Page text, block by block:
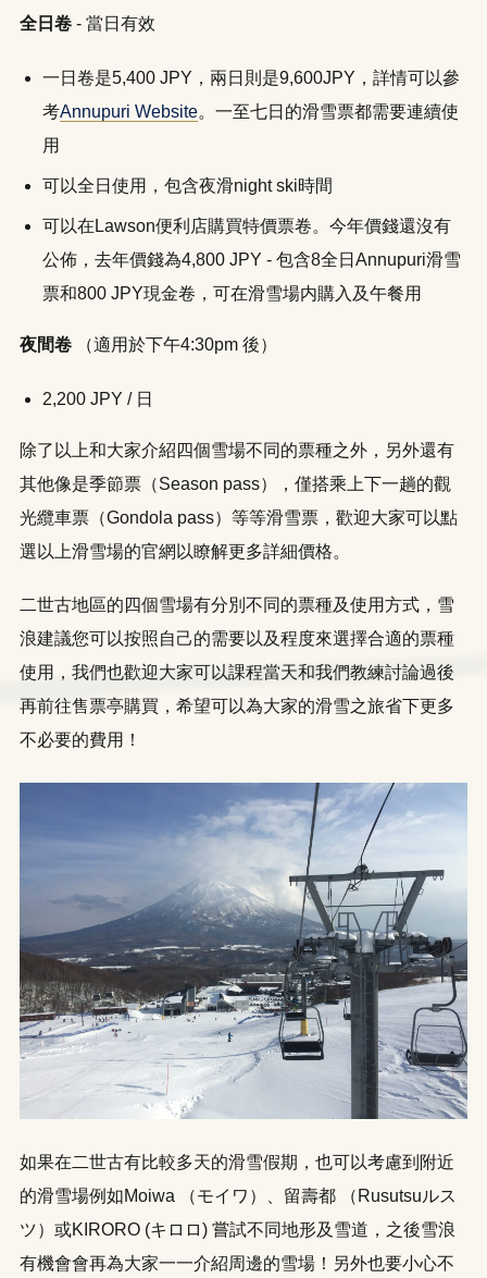
全日卷- 當日有效​
一日卷是5,400 JPY，兩日則是9,600JPY，詳情可以參
考Annupuri Website。一至七日的滑雪票都需要連續使
用
可以全日使用，包含夜滑night ski時間
可以在Lawson便利店購買特價票卷。今年價錢還沒有
公佈，去年價錢為4,800 JPY - 包含8全日Annupuri滑雪
票和800 JPY現金卷，可在滑雪場内購入及午餐用
夜間卷（適用於下午4:30pm 後）
2,200 JPY / 日
除了以上和大家介紹四個雪場不同的票種之外，另外還有
其他像是季節票（Season pass），僅搭乘上下一趟的觀
光纜車票（Gondola pass）等等滑雪票，歡迎大家可以點
選以上滑雪場的官網以瞭解更多詳細價格。
二世古地區的四個雪場有分別不同的票種及使用方式，雪
浪建議您可以按照自己的需要以及程度來選擇合適的票種
使用，我們也歡迎大家可以課程當天和我們教練討論過後
再前往售票亭購買，希望可以為大家的滑雪之旅省下更多
不必要的費用！
如果在二世古有比較多天的滑雪假期，也可以考慮到附近
的滑雪場例如Moiwa （モイワ）、留壽都 （Rusutsuルス
ツ）或KIRORO (キロロ) 嘗試不同地形及雪道，之後雪浪
有機會會再為大家一一介紹周邊的雪場！另外也要小心不